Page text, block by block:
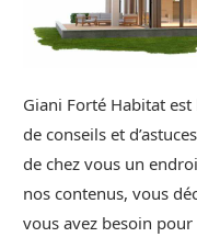
Giani Forté Habitat
de conseils et
de chez vous un
nos contenus, vous
vous avez besoin